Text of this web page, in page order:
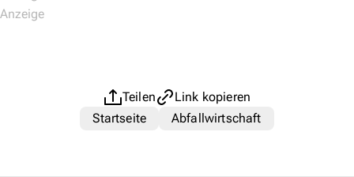
Teilen
Link kopieren
Startseite
Abfallwirtschaft